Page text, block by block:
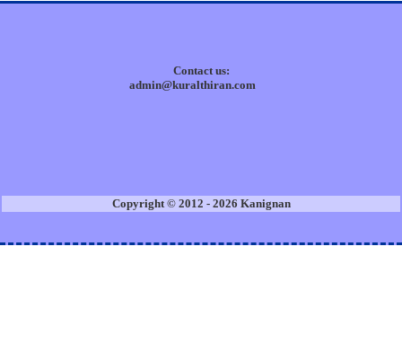
Contact us:
admin@kuralthiran.com
Copyright © 2012 - 2026 Kanignan